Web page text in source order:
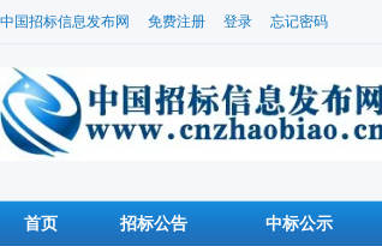
中国招标信息发布网 免费注册 登录 忘记密码
首页 招标公告 中标公示